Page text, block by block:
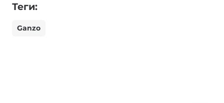
Теги:
Ganzo